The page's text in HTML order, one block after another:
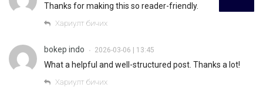
Thanks for making this so reader-friendly.
Хариулт бичих
bokep indo • 2026-03-06 | 13:45
What a helpful and well-structured post. Thanks a lot!
Хариулт бичих